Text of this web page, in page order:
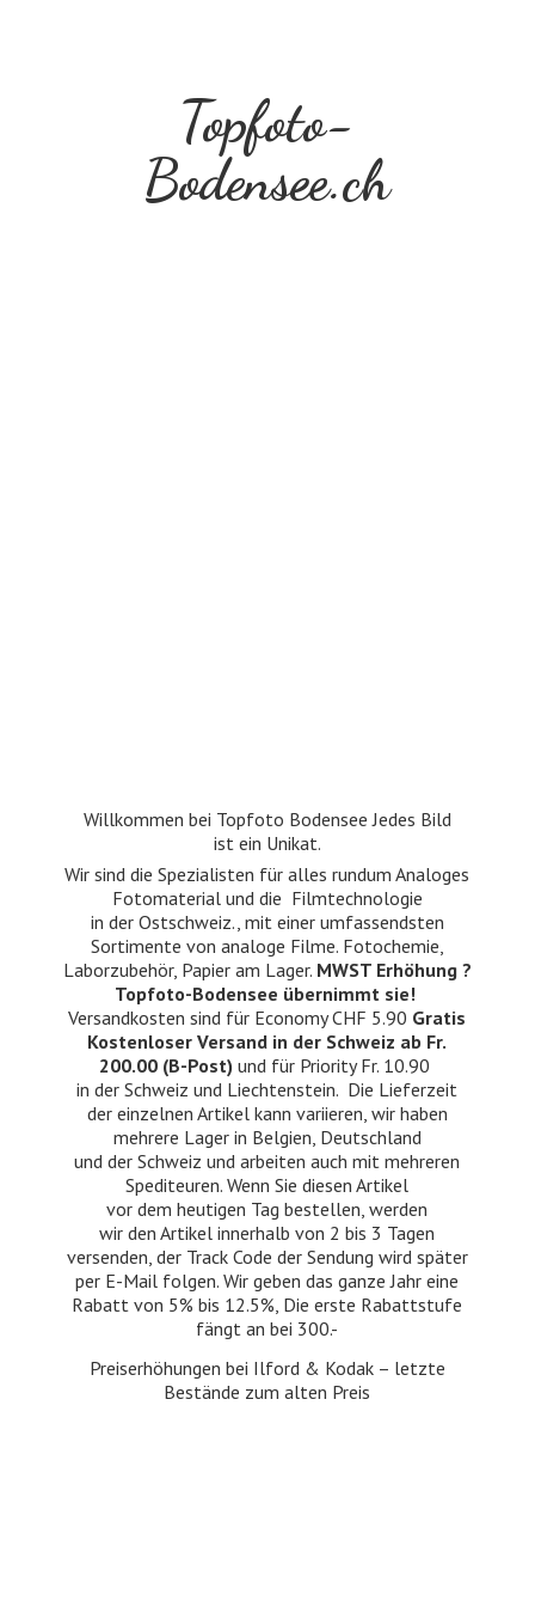
Topfoto-
Bodensee.ch
Willkommen bei Topfoto Bodensee Jedes Bild
ist ein Unikat.
Wir sind die Spezialisten für alles rundum Analoges
Fotomaterial und die Filmtechnologie
in der Ostschweiz., mit einer umfassendsten
Sortimente von analoge Filme. Fotochemie,
Laborzubehör, Papier am Lager. MWST Erhöhung ?
Topfoto-Bodensee übernimmt sie!
Versandkosten sind für Economy CHF 5.90 Gratis
Kostenloser Versand in der Schweiz ab Fr.
200.00 (B-Post) und für Priority Fr. 10.90
in der Schweiz und Liechtenstein. Die Lieferzeit
der einzelnen Artikel kann variieren, wir haben
mehrere Lager in Belgien, Deutschland
und der Schweiz und arbeiten auch mit mehreren
Spediteuren. Wenn Sie diesen Artikel
vor dem heutigen Tag bestellen, werden
wir den Artikel innerhalb von 2 bis 3 Tagen
versenden, der Track Code der Sendung wird später
per E-Mail folgen. Wir geben das ganze Jahr eine
Rabatt von 5% bis 12.5%, Die erste Rabattstufe
fängt an bei 300.-
Preiserhöhungen bei Ilford & Kodak – letzte
Bestände zumalten Preis